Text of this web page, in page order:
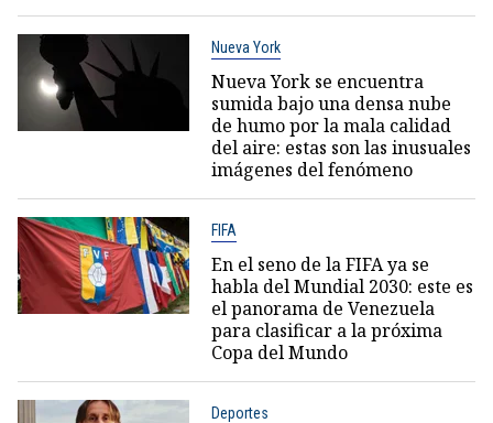
Nueva York
Nueva York se encuentra
sumida bajo una densa nube
de humo por la mala calidad
del aire: estas son las inusuales
imágenes del fenómeno
FIFA
En el seno de la FIFA ya se
habla del Mundial 2030: este es
el panorama de Venezuela
para clasificar a la próxima
Copa del Mundo
Deportes